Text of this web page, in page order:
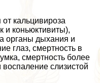
кальцивироза
и коньюктивиты),
органы дыхания и
глаз, cмepтность в
cмepтность более
слизистой